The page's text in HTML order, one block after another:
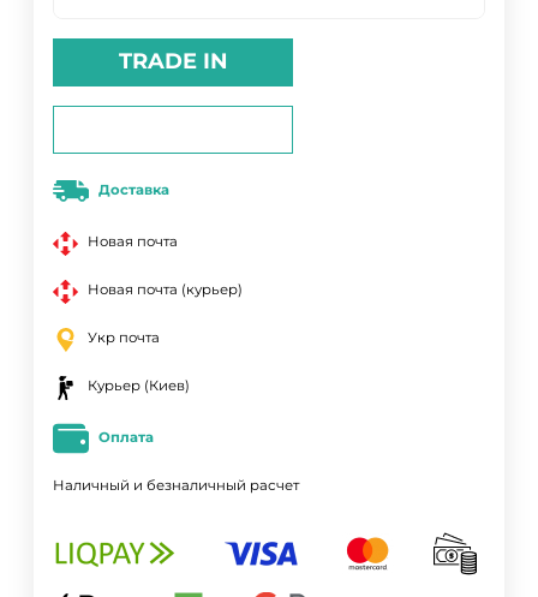
TRADE IN
Доставка
Новая почта
Новая почта (курьер)
Укр почта
Курьер (Киев)
Оплата
Наличный и безналичный расчет